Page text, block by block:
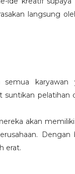
langsung
semua
pelatihan
akan
Dengan
erat.